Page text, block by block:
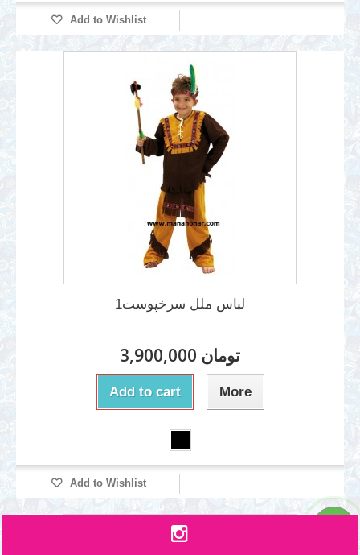
Add to Wishlist
لباس ملل سرخپوست1
3,900,000 تومان
Add to cart More
Add to Wishlist